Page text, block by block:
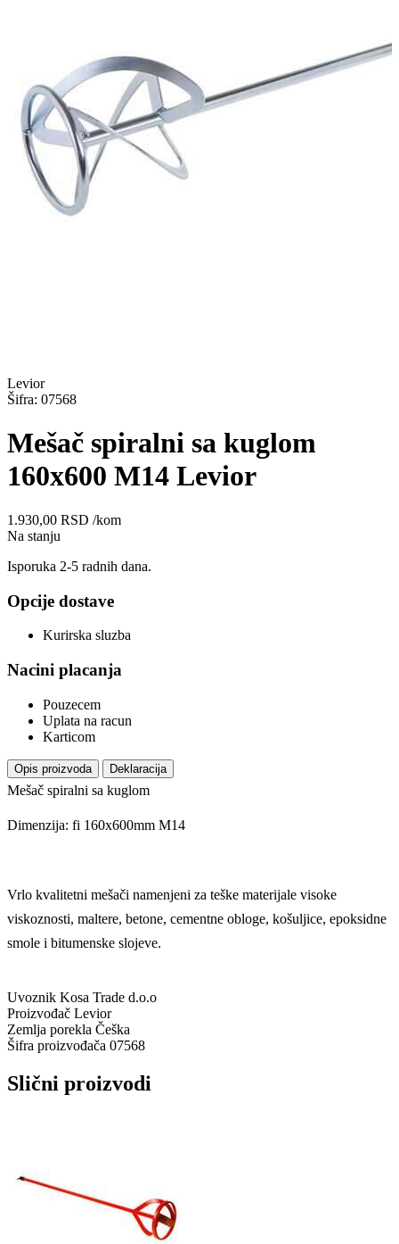
Levior
Šifra: 07568
Mešač spiralni sa kuglom
160x600 M14 Levior
1.930,00 RSD /kom
Na stanju
Isporuka 2-5 radnih dana.
Opcije dostave
Kurirska sluzba
Nacini placanja
Pouzecem
Uplata na racun
Karticom
Opis proizvoda Deklaracija
Mešač spiralni sa kuglom
Dimenzija: fi 160x600mm M14
Vrlo kvalitetni mešači namenjeni za teške materijale visoke
viskoznosti, maltere, betone, cementne obloge, košuljice, epoksidne
smole i bitumenske slojeve.
Uvoznik Kosa Trade d.o.o
Proizvođač Levior
Zemlja porekla Češka
Šifra proizvođača 07568
Slični proizvodi